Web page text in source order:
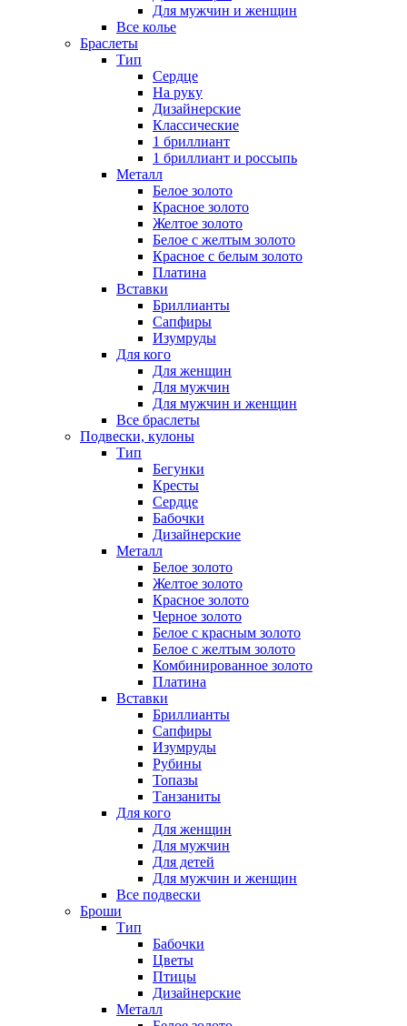
Для мужчин и женщин
Все колье
Браслеты
Тип
Сердце
На руку
Дизайнерские
Классические
1 бриллиант
1 бриллиант и россыпь
Металл
Белое золото
Красное золото
Желтое золото
Белое с желтым золото
Красное с белым золото
Платина
Вставки
Бриллианты
Сапфиры
Изумруды
Для кого
Для женщин
Для мужчин
Для мужчин и женщин
Все браслеты
Подвески, кулоны
Тип
Бегунки
Кресты
Сердце
Бабочки
Дизайнерские
Металл
Белое золото
Желтое золото
Красное золото
Черное золото
Белое с красным золото
Белое с желтым золото
Комбинированное золото
Платина
Вставки
Бриллианты
Сапфиры
Изумруды
Рубины
Топазы
Танзаниты
Для кого
Для женщин
Для мужчин
Для детей
Для мужчин и женщин
Все подвески
Броши
Тип
Бабочки
Цветы
Птицы
Дизайнерские
Металл